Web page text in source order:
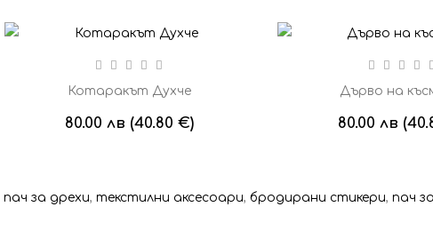
Котаракът Духче
80.00 лв (40.80 €)
Дърво на
80.00 лв
пач за дрехи, текстилни аксесоари, бродирани стикери, пач